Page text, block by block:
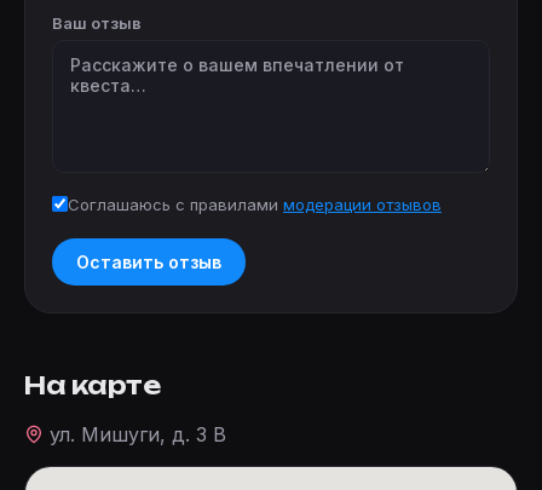
Ваш отзыв
Соглашаюсь с правилами модерации отзывов
Оставить отзыв
На карте
ул. Мишуги, д. 3 В